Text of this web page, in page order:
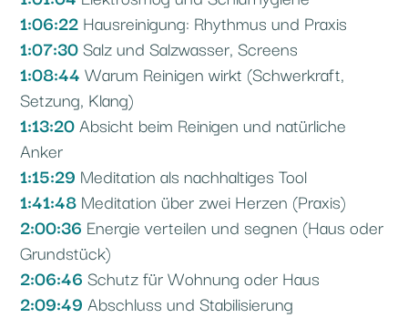
1:06:22 Hausreinigung: Rhythmus und Praxis
1:07:30Salz und Salzwasser, Screens
1:08:44 Warum Reinigen wirkt (Schwerkraft,
Setzung, Klang)
1:13:20Absicht beim Reinigen und natürliche
Anker
1:15:29 Meditation als nachhaltiges Tool
1:41:48 Meditation über zwei Herzen (Praxis)
2:00:36 Energie verteilen und segnen (Haus oder
Grundstück)
2:06:46 Schutz für Wohnung oder Haus
2:09:49 Abschluss und Stabilisierung